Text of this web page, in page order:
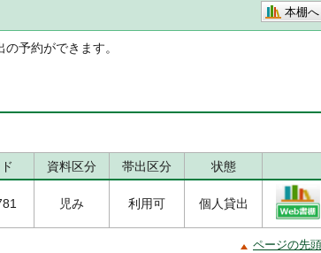
本棚へ
予約ができます。
資料区分 帯出区分 状態
児み 利用可 個人貸出
ページの先